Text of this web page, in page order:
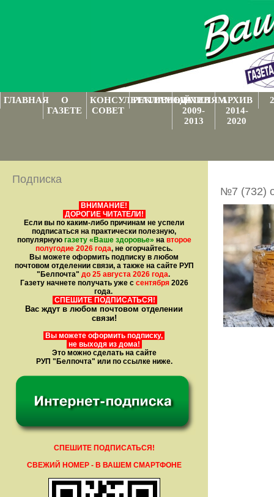
ГЛАВНАЯ
О
ГАЗЕТЕ
КОНСУЛЬТАТИВНЫЙ
СОВЕТ
РЕКЛАМОДАТЕЛЯМ
АРХИВ
2009-
2013
АРХИВ
2014-
2020
Подписка
ВНИМАНИЕ!
ДОРОГИЕ ЧИТАТЕЛИ!
Если вы по каким-либо причинам не успели
подписаться на практически полезную,
популярную газету «Ваше здоровье» на второе
полугодие 2026 года, не огорчайтесь.
Вы можете оформить подписку в любом
почтовом отделении связи, а также на сайте РУП
"Белпочта" до 25 августа 2026 года.
Газету начнете получать уже с сентября2026
года.
СПЕШИТЕ ПОДПИСАТЬСЯ!
Вас ждут в любом почтовом отделении
связи!
Вы можете оформить подписку,
не выходя из дома!
Это можно сделать на сайте
РУП "Белпочта" или по ссылке ниже.
СПЕШИТЕ ПОДПИСАТЬСЯ!
СВЕЖИЙ НОМЕР - В ВАШЕМ СМАРТФОНЕ
№7 (732)